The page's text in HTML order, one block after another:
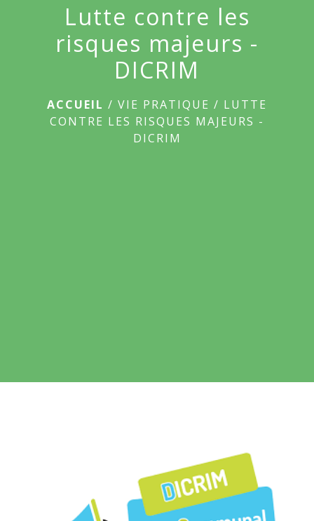
Lutte contre les
risques majeurs -
DICRIM
ACCUEIL / VIE PRATIQUE / LUTTE
CONTRE LES RISQUES MAJEURS -
DICRIM